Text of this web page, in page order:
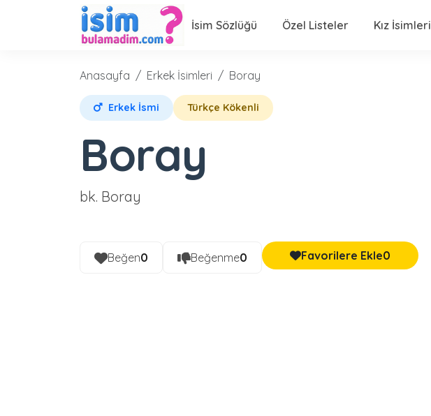
İsim Sözlüğü Özel Listeler Kız İsimleri
Anasayfa Erkek İsimleri Boray
Erkek İsmi Türkçe Kökenli
Boray
bk. Boray
Beğen0 Beğenme0 Favorilere Ekle0